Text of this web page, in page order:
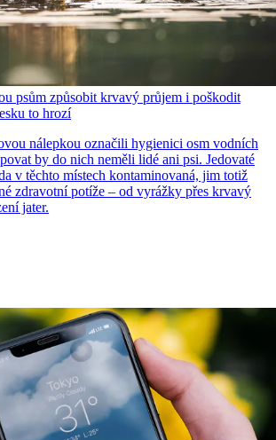
psům způsobit krvavý průjem i poškodit
to hrozí
nálepkou označili hygienici osm vodních
by do nich neměli lidé ani psi. Jedovaté
v těchto místech kontaminovaná, jim totiž
zdravotní potíže – od vyrážky přes krvavý
jater.